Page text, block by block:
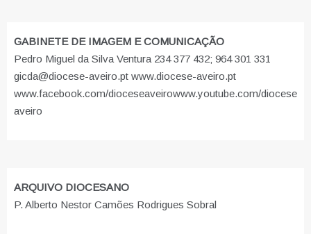
GABINETE DE IMAGEM E COMUNICAÇÃO
Pedro Miguel da Silva Ventura 234 377 432; 964 301 331
gicda@diocese-aveiro.pt www.diocese-aveiro.pt
www.facebook.com/dioceseaveirowww.youtube.com/diocese
aveiro
ARQUIVO DIOCESANO
P. Alberto Nestor Camões Rodrigues Sobral